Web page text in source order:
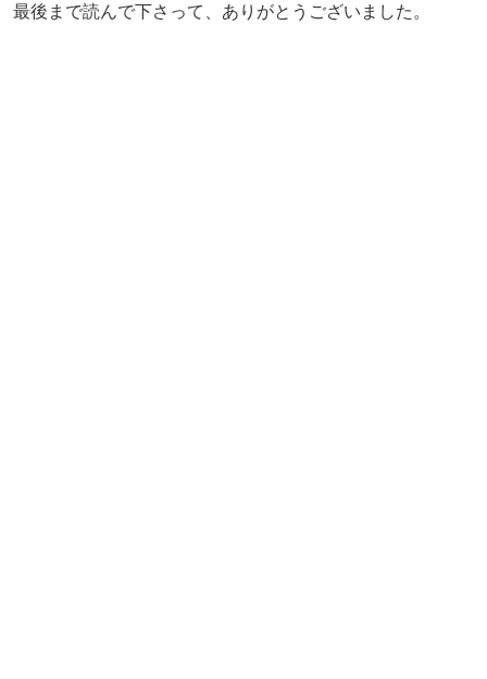
最後まで読んで下さって、ありがとうございました。